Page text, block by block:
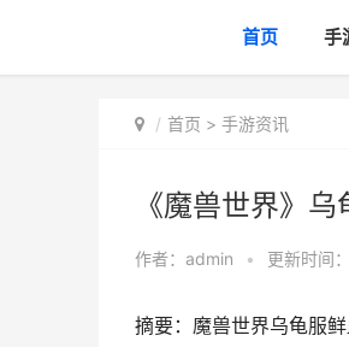
首页 手
首页 > 手游资讯
《魔兽世界》
作者： admin • 更新时间
摘要：魔兽世界乌龟服